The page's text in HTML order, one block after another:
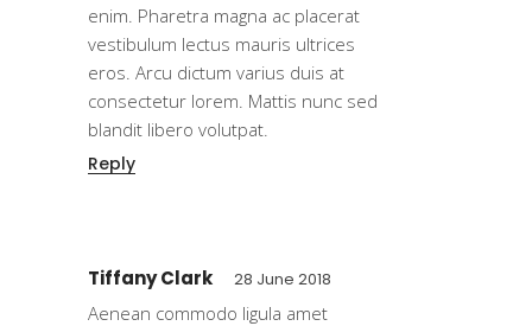
enim. Pharetra magna ac placerat
vestibulum lectus mauris ultrices
eros. Arcu dictum varius duis at
consectetur lorem. Mattis nunc sed
blandit libero volutpat.
Reply
Tiffany Clark 28 June 2018
Aenean commodo ligula amet